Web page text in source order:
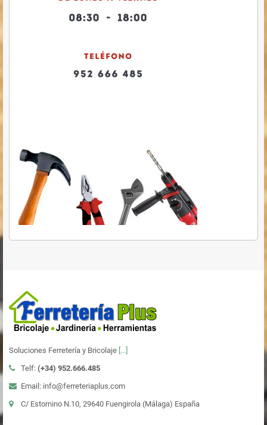
Soluciones Ferretería y Bricolaje [...]
Telf: (+34) 952.666.485
Email: info@ferreteriaplus.com
C/ Estornino N.10, 29640 Fuengirola (Málaga) España